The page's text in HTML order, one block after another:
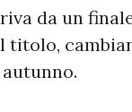
da un
titolo,